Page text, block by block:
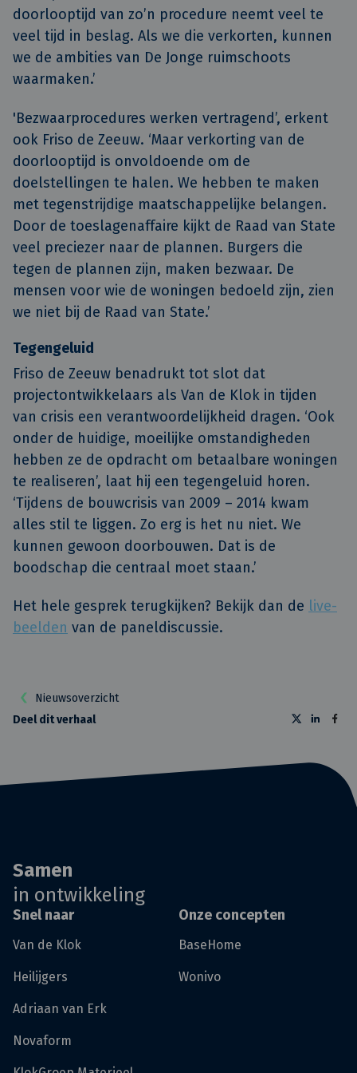
doorlooptijd van zo’n procedure neemt veel te
veel tijd in beslag. Als we die verkorten, kunnen
we de ambities van De Jonge ruimschoots
waarmaken.’
'Bezwaarprocedures werken vertragend’, erkent
ook Friso de Zeeuw. ‘Maar verkorting van de
doorlooptijd is onvoldoende om de
doelstellingen te halen. We hebben te maken
met tegenstrijdige maatschappelijke belangen.
Door de toeslagenaffaire kijkt de Raad van State
veel preciezer naar de plannen. Burgers die
tegen de plannen zijn, maken bezwaar. De
mensen voor wie de woningen bedoeld zijn, zien
we niet bij de Raad van State.’
Tegengeluid
Friso de Zeeuw benadrukt tot slot dat
projectontwikkelaars als Van de Klok in tijden
van crisis een verantwoordelijkheid dragen. ‘Ook
onder de huidige, moeilijke omstandigheden
hebben ze de opdracht om betaalbare woningen
te realiseren’, laat hij een tegengeluid horen.
‘Tijdens de bouwcrisis van 2009 – 2014 kwam
alles stil te liggen. Zo erg is het nu niet. We
kunnen gewoon doorbouwen. Dat is de
boodschap die centraal moet staan.’
Het hele gesprek terugkijken? Bekijk dan de live-
beelden van de paneldiscussie.
Nieuwsoverzicht
Deel dit verhaal
Samen
in ontwikkeling
Snel naar
Van de Klok
Heilijgers
Adriaan van Erk
Novaform
Onze concepten
BaseHome
Wonivo